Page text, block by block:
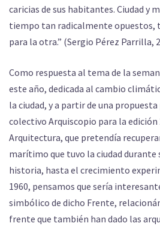
caricias de sus habitantes. Ciudad y
tiempo tan radicalmente opuestos,
para la otra.” (Sergio Pérez Parrilla,
Como respuesta al tema de la
este año, dedicada al cambio
la ciudad, y a partir de una
colectivo Arquiscopio para la edición
Arquitectura, que pretendía
marítimo que tuvo la ciudad durante
historia, hasta el crecimiento
1960, pensamos que sería
simbólico de dicho Frente,
frente que también han dado las